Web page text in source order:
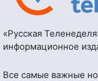
«Русская
информационное
Все самые важные